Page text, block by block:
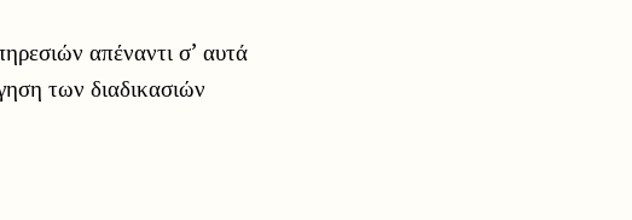
απέναντι σ’ αυτά
των διαδικασιών